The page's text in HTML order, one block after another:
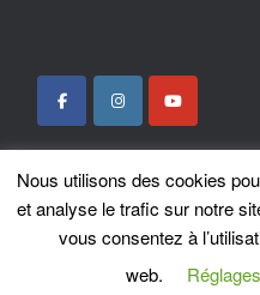
Locotrans SPRL - Exclusive Store
A
Nous utilisons des cookies
et analyse le trafic sur notre
vous consentez à
web.
Réglages